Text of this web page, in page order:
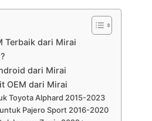
Terbaik dari Mirai
dari Mirai
OEM dari Mirai
Toyota Alphard 2015-2023
Pajero Sport 2016-2020